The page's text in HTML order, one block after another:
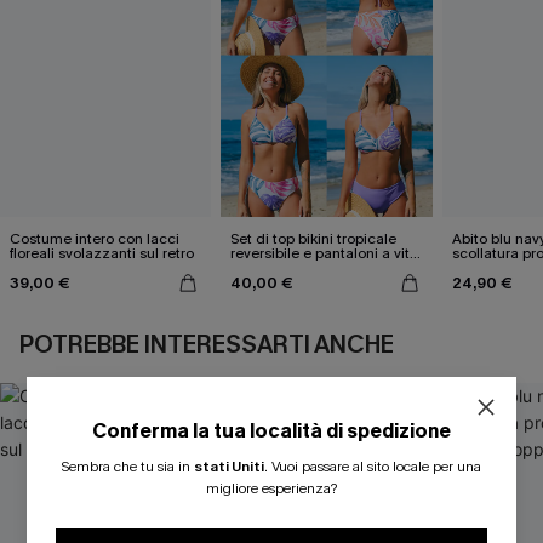
Costume intero con lacci
floreali svolazzanti sul retro
39,00 €
Set di top bikini tropicale
reversibile e pantaloni a vita
40,00 €
Abito blu
scollatura
24,90 €
POTREBBE INTERESSARTI ANCHE
Conferma la tua località di spedizione
Sembra che tu sia in stati Uniti. Vuoi passare al sito locale per una
migliore esperienza?
ISCRIVITI PER OTTENERE